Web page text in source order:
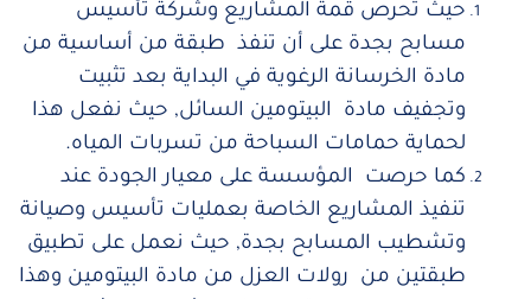
حيث تحرص قمة المشاريع وشركة تأسيس
مسابح بجدة على أن تنفذ طبقة من أساسية من
مادة الخرسانة الرغوية في البداية بعد تثبيت
وتجفيف مادة البيتومين السائل, حيث نفعل هذا
لحماية حمامات السباحة من تسربات المياه.
كما حرصت المؤسسة على معيار الجودة عند
تنفيذ المشاريع الخاصة بعمليات تأسيس وصيانة
وتشطيب المسابح بجدة, حيث نعمل على تطبيق
طبقتين من رولات العزل من مادة البيتومين وهذا